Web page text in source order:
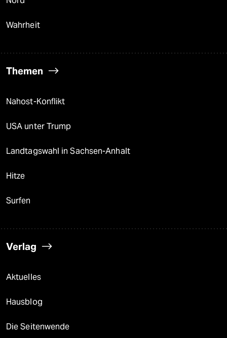
Wahrheit
Themen
Nahost-Konflikt
USA unter Trump
Landtagswahl in Sachsen-Anhalt
Hitze
Surfen
Verlag
Aktuelles
Hausblog
Die Seitenwende